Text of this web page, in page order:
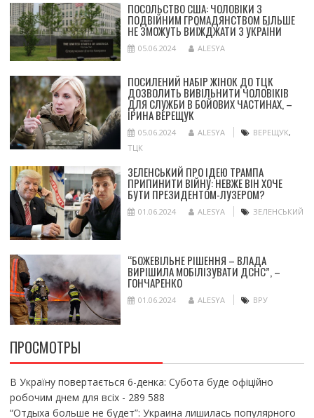
ПОСОЛЬСТВО США: ЧОЛОВІКИ З
ПОДВІЙНИМ ГРОМАДЯНСТВОМ БІЛЬШЕ
НЕ ЗМОЖУТЬ ВИЇЖДЖАТИ З УКРАЇНИ
05.06.2024 ALESYA
ПОСИЛЕНИЙ НАБІР ЖІНОК ДО ТЦК
ДОЗВОЛИТЬ ВИВІЛЬНИТИ ЧОЛОВІКІВ
ДЛЯ СЛУЖБИ В БОЙОВИХ ЧАСТИНАХ, –
ІРИНА ВЕРЕЩУК
05.06.2024 ALESYA ВЕРЕЩУК,
ТЦК
ЗЕЛЕНСЬКИЙ ПРО ІДЕЮ ТРАМПА
ПРИПИНИТИ ВІЙНУ: НЕВЖЕ ВІН ХОЧЕ
БУТИ ПРЕЗИДЕНТОМ-ЛУЗЕРОМ?
01.06.2024 ALESYA ЗЕЛЕНСЬКИЙ
“БОЖЕВІЛЬНЕ РІШЕННЯ – ВЛАДА
ВИРІШИЛА МОБІЛІЗУВАТИ ДСНС”, –
ГОНЧАРЕНКО
01.06.2024 ALESYA ВРУ
ПРОСМОТРЫ
В Україну повертається 6-денка: Субота буде офіційно
робочим днем для всіх- 289 588
“Отдыха больше не будет”: Украина лишилась популярного